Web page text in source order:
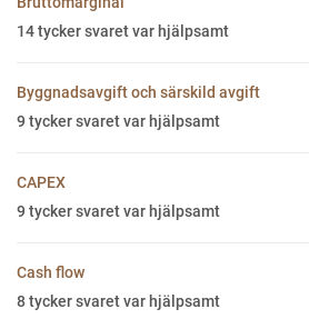
14tycker svaret var hjälpsamt
Byggnadsavgift och särskild avgift
9 tycker svaret var hjälpsamt
CAPEX
9 tycker svaret var hjälpsamt
Cash flow
8tycker svaret var hjälpsamt